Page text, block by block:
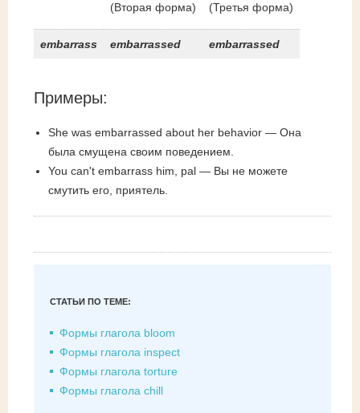
(Вторая форма)
(Третья форма)
embarrass embarrassed embarrassed
Примеры:
She was embarrassed about her behavior — Она
была смущена своим поведением.
You can't embarrass him, pal — Вы не можете
смутить его, приятель.
СТАТЬИ ПО ТЕМЕ:
Формы глагола bloom
Формы глагола inspect
Формы глагола torture
Формы глагола chill